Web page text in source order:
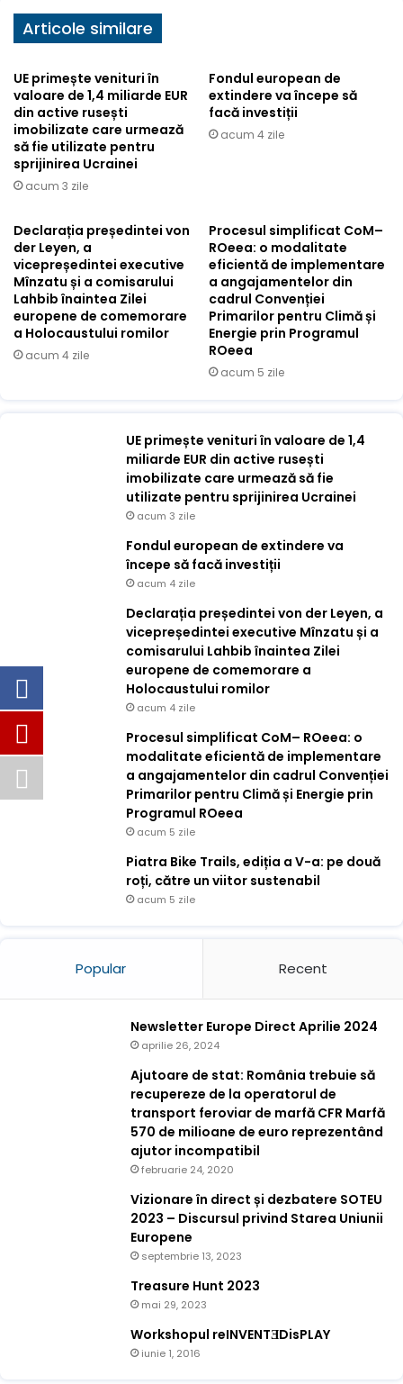
Articole similare
UE primește venituri în
valoare de 1,4 miliarde EUR
din active rusești
imobilizate care urmează
să fie utilizate pentru
sprijinirea Ucrainei
acum 3 zile
Fondul european de
extindere va începe să
facă investiții
acum 4 zile
Declarația președintei von
der Leyen, a
vicepreședintei executive
Mînzatu și a comisarului
Lahbib înaintea Zilei
europene de comemorare
a Holocaustului romilor
acum 4 zile
Procesul simplificat CoM–
ROeea: o modalitate
eficientă de implementare
a angajamentelor din
cadrul Convenției
Primarilor pentru Climă și
Energie prin Programul
ROeea
acum 5 zile
UE primește venituri în valoare de 1,4
miliarde EUR din active rusești
imobilizate care urmează să fie
utilizate pentru sprijinirea Ucrainei
acum 3 zile
Fondul european de extindere va
începe să facă investiții
acum 4 zile
Declarația președintei von der Leyen, a
vicepreședintei executive Mînzatu și a
comisarului Lahbib înaintea Zilei
europene de comemorare a
Holocaustului romilor
acum 4 zile
Procesul simplificat CoM– ROeea: o
modalitate eficientă de implementare
a angajamentelor din cadrul Convenției
Primarilor pentru Climă și Energie prin
Programul ROeea
acum 5 zile
Piatra Bike Trails, ediția a V-a: pe două
roți, către un viitor sustenabil
acum 5 zile
Popular Recent
Newsletter Europe Direct Aprilie 2024
aprilie 26, 2024
Ajutoare de stat: România trebuie să
recupereze de la operatorul de
transport feroviar de marfă CFR Marfă
570 de milioane de euro reprezentând
ajutor incompatibil
februarie 24, 2020
Vizionare în direct și dezbatere SOTEU
2023 – Discursul privind Starea Uniunii
Europene
septembrie 13, 2023
Treasure Hunt 2023
mai 29, 2023
Workshopul reINVENTƎDisPLAY
iunie 1, 2016